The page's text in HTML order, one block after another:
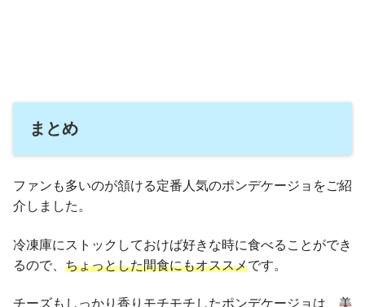
まとめ
ファンも多いのが頷ける定番人気のポンデケージョをご紹
介しました。
冷凍庫にストックしておけば好きな時に食べることができ
るので、 ちょっとした間食にもオススメです。
チーズもしっかり香りモチモチしたポンデケージョは、 美